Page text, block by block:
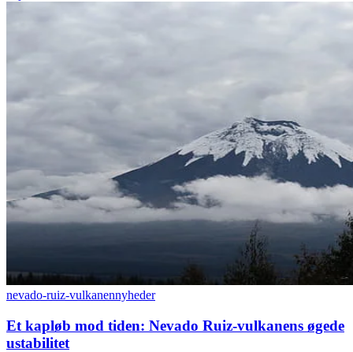
nevado-ruiz-vulkanennyheder
Et kapløb mod tiden: Nevado Ruiz-vulkanens øgede
ustabilitet